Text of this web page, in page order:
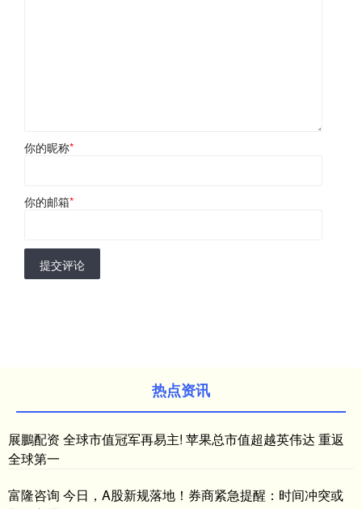
你的昵称*
你的邮箱*
提交评论
热点资讯
展鵬配资 全球市值冠军再易主! 苹果总市值超越英伟达 重返
全球第一
富隆咨询 今日，A股新规落地！券商紧急提醒：时间冲突或